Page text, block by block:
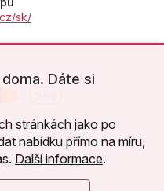
Dáte si
stránkách jako po
nabídku přímo na míru,
Další informace.
sk/